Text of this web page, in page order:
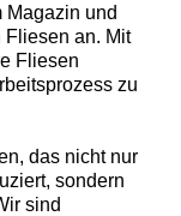
Magazin und
Fliesen an. Mit
Fliesen
zu
das nicht nur
sondern
sind